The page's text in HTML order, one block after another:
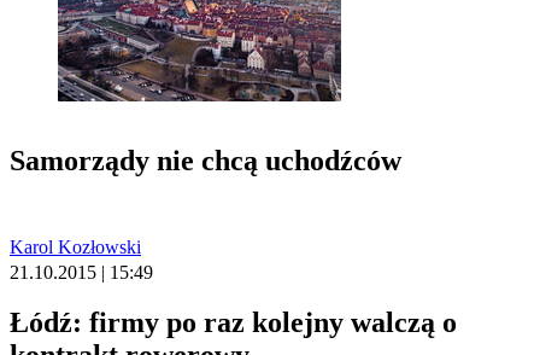
Samorządy nie chcą uchodźców
Karol Kozłowski
21.10.2015 | 15:49
Łódź: firmy po raz kolejny walczą o